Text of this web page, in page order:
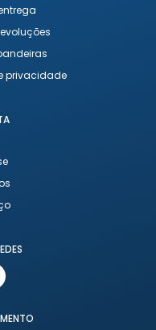
privacidade